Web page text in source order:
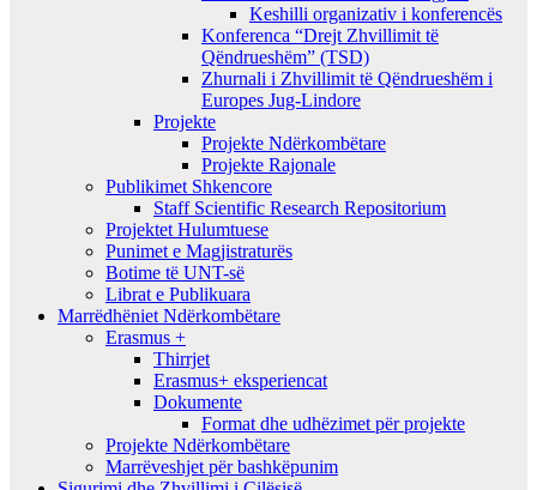
Keshilli organizativ i konferencës
Konferenca “Drejt Zhvillimit të
Qëndrueshëm” (TSD)
Zhurnali i Zhvillimit të Qëndrueshëm i
Europes Jug-Lindore
Projekte
Projekte Ndërkombëtare
Projekte Rajonale
Publikimet Shkencore
Staff Scientific Research Repositorium
Projektet Hulumtuese
Punimet e Magjistraturës
Botime të UNT-së
Librat e Publikuara
Marrëdhëniet Ndërkombëtare
Erasmus +
Thirrjet
Erasmus+ eksperiencat
Dokumente
Format dhe udhëzimet për projekte
Projekte Ndërkombëtare
Marrëveshjet për bashkëpunim